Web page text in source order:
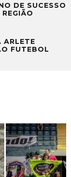
DE SUCESSO
ARLETE
FUTEBOL